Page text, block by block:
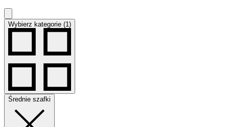
Wybierz kategorie (1)
Średnie szafki